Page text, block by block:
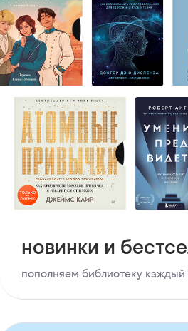
новинки и
пополняем библиотеку